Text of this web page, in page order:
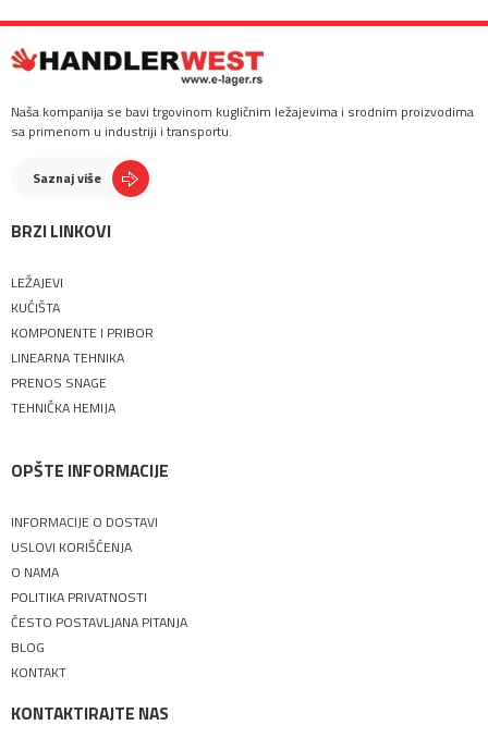
Naša kompanija se bavi trgovinom kugličnim ležajevima i srodnim proizvodima
sa primenom u industriji i transportu.
Saznaj više
BRZI LINKOVI
LEŽAJEVI
KUĆIŠTA
KOMPONENTE I PRIBOR
LINEARNA TEHNIKA
PRENOS SNAGE
TEHNIČKA HEMIJA
OPŠTE INFORMACIJE
INFORMACIJE O DOSTAVI
USLOVI KORIŠĆENJA
O NAMA
POLITIKA PRIVATNOSTI
ČESTO POSTAVLJANA PITANJA
BLOG
KONTAKT
KONTAKTIRAJTE NAS